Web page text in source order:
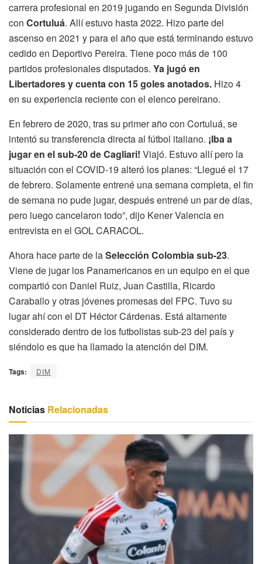
carrera profesional en 2019 jugando en Segunda División
con Cortuluá. Allí estuvo hasta 2022. Hizo parte del
ascenso en 2021 y para el año que está terminando estuvo
cedido en Deportivo Pereira. Tiene poco más de 100
partidos profesionales disputados. Ya jugó en
Libertadores y cuenta con 15 goles anotados. Hizo 4
en su experiencia reciente con el elenco pereirano.
En febrero de 2020, tras su primer año con Cortuluá, se
intentó su transferencia directa al fútbol italiano. ¡Iba a
jugar en el sub-20 de Cagliari! Viajó. Estuvo allí pero la
situación con el COVID-19 alteró los planes: “Llegué el 17
de febrero. Solamente entrené una semana completa, el fin
de semana no pude jugar, después entrené un par de días,
pero luego cancelaron todo”, dijo Kener Valencia en
entrevista en el GOL CARACOL.
Ahora hace parte de laSelección Colombia sub-23.
Viene de jugar los Panamericanos en un equipo en el que
compartió con Daniel Ruiz, Juan Castilla, Ricardo
Caraballo y otras jóvenes promesas del FPC. Tuvo su
lugar ahí con el DT Héctor Cárdenas. Está altamente
considerado dentro de los futbolistas sub-23 del país y
siéndolo es que ha llamado la atención del DIM.
Tags: DIM
Noticias Relacionadas